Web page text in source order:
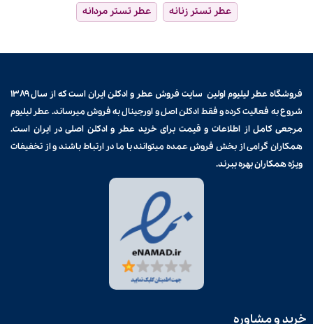
عطر تستر زنانه
عطر تستر مردانه
فروشگاه عطر لیلیوم اولین سایت فروشعطر و ادکلن
ایران است که از سال ۱۳۸۹
شروع به فعالیت کرده و فقط ادکلن اصل و اورجینال به فروش میرساند. عطر لیلیوم
مرجعی کامل از اطلاعات و قیمت برایخرید عطر و ادکلن اصلی در ایران است.
همکاران گرامی از بخش فروش عمده میتوانند با ما در ارتباط باشند و از تخفیفات
ویژه همکاران بهره ببرند.
خرید و مشاوره